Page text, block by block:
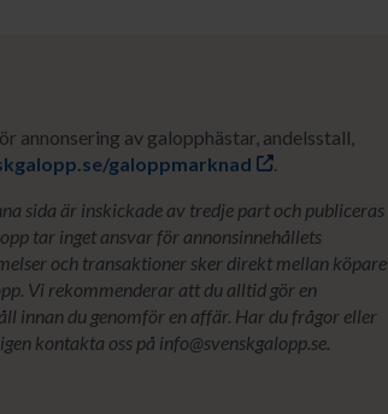
annonsering av galopphästar, andelsstall,
galoppmarknad
.
sida är inskickade av tredje part och publiceras
tar inget ansvar för annonsinnehållets
och transaktioner sker direkt mellan köpare
Vi rekommenderar att du alltid gör en
innan du genomför en affär. Har du frågor eller
kontakta oss på info@svenskgalopp.se.